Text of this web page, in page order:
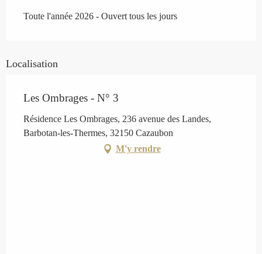
Toute l'année 2026 - Ouvert tous les jours
Localisation
Les Ombrages - N° 3
Résidence Les Ombrages, 236 avenue des Landes,
Barbotan-les-Thermes, 32150 Cazaubon
M'y rendre